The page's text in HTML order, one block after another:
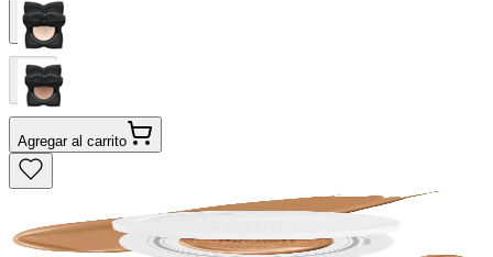
Agregar al carrito